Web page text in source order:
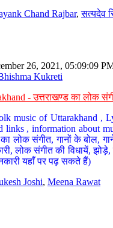
Chand Rajbar,सत्यदेव
26, 2021, 05:09:09
Kukreti
- उत्तराखण्ड का लोक
music of Uttarakhand ,
links , information about
लोक संगीत, गानों के बोल,
लोक संगीत की विधायें,
यहाँ पर पढ़ सकते हैं)
Joshi, Meena Rawat